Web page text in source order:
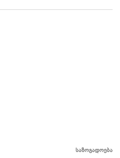
საზოგადოება